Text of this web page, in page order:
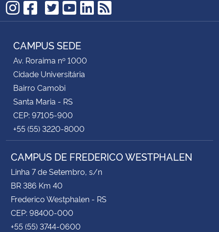
Instagram
Facebook
TikTok
Twitter
YouTube
LinkedIn
RSS
CAMPUS SEDE
Av. Roraima nº 1000
Cidade Universitária
Bairro Camobi
Santa Maria - RS
CEP: 97105-900
+55 (55) 3220-8000
CAMPUS DE FREDERICO WESTPHALEN
Linha 7 de Setembro, s/n
BR 386 Km 40
Frederico Westphalen - RS
CEP: 98400-000
+55 (55) 3744-0600